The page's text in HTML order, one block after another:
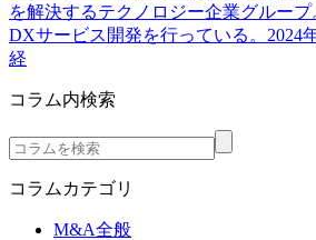
を解決するテクノロジー企業グループ
DXサービス開発を行っている。2024
経
コラム内検索
コラムカテゴリ
M&A全般